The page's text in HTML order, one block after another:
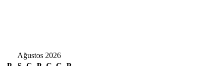
Ağustos 2026